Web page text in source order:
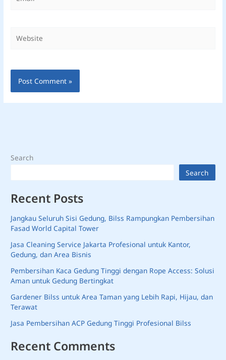
Search
Search
Recent Posts
Jangkau Seluruh Sisi Gedung, Bilss Rampungkan Pembersihan
Fasad World Capital Tower
Jasa Cleaning Service Jakarta Profesional untuk Kantor,
Gedung, dan Area Bisnis
Pembersihan Kaca Gedung Tinggi dengan Rope Access: Solusi
Aman untuk Gedung Bertingkat
Gardener Bilss untuk Area Taman yang Lebih Rapi, Hijau, dan
Terawat
Jasa Pembersihan ACP Gedung Tinggi Profesional Bilss
Recent Comments